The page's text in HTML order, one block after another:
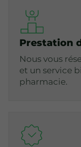
Prestation
Nous vous
et un service
pharmacie.